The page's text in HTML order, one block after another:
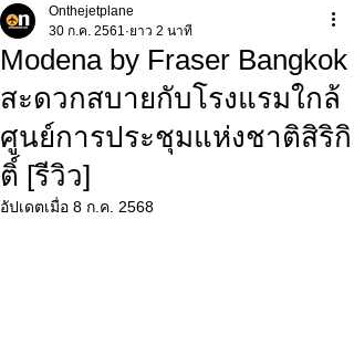
Modena by Fraser Bangkok
สะดวกสบายกับโรงแรมใกล้
ศูนย์การประชุมแห่งชาติสิริกิ
ติ์ [รีวิว]
Onthejetplane
30 ก.ค. 2561 ยาว 2 นาที
อัปเดตเมื่อ 8 ก.ค. 2568